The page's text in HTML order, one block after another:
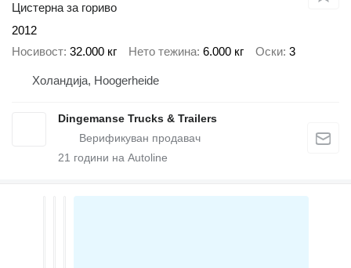
Цистерна за гориво
2012
Носивост 32.000 кг Нето тежина 6.000 кг Оски 3
Холандија, Hoogerheide
Dingemanse Trucks & Trailers
21 години на Autoline